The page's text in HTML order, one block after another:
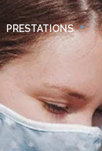
PRESTATIONS